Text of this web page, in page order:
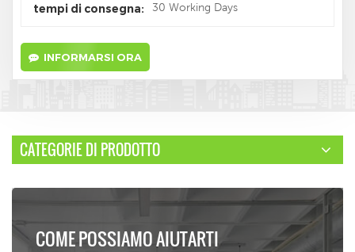
tempi di consegna: 30 Working Days
INFORMARSI ORA
CATEGORIE DI PRODOTTO
COME POSSIAMO AIUTARTI